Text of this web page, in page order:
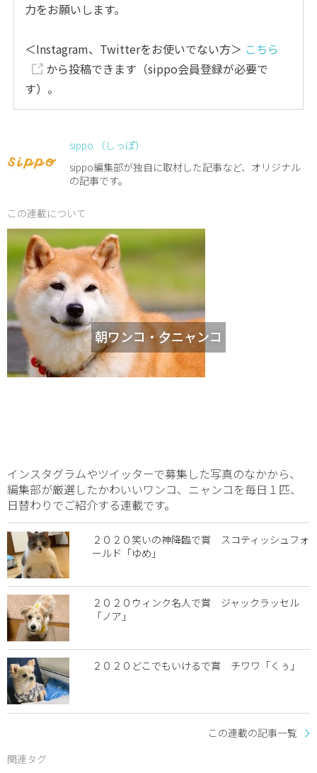
力をお願いします。
＜Instagram、Twitterをお使いでない方＞ こちら
から投稿できます（sippo会員登録が必要で
す）。
sippo （しっぽ）
sippo編集部が独自に取材した記事など、オリジナル
の記事です。
この連載について
朝ワンコ・夕ニャンコ
インスタグラムやツイッターで募集した写真のなかから、
編集部が厳選したかわいいワンコ、ニャンコを毎日１匹、
日替わりでご紹介する連載です。
２０２０笑いの神降臨で賞 スコティッシュフォ
ールド「ゆめ」
２０２０ウィンク名人で賞 ジャックラッセル
「ノア」
２０２０どこでもいけるで賞 チワワ「くぅ」
この連載の記事一覧
関連タグ